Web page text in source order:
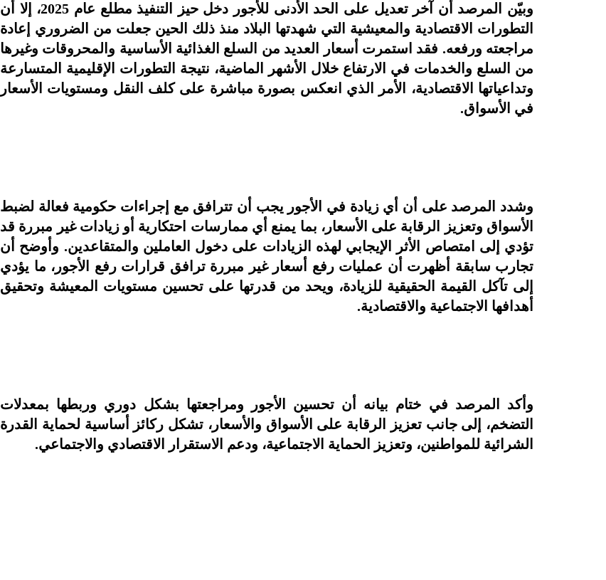
وبيّن المرصد أن آخر تعديل على الحد الأدنى للأجور دخل حيز التنفيذ مطلع عام 2025، إلا أن
التطورات الاقتصادية والمعيشية التي شهدتها البلاد منذ ذلك الحين جعلت من الضروري إعادة
مراجعته ورفعه. فقد استمرت أسعار العديد من السلع الغذائية الأساسية والمحروقات وغيرها
من السلع والخدمات في الارتفاع خلال الأشهر الماضية، نتيجة التطورات الإقليمية المتسارعة
وتداعياتها الاقتصادية، الأمر الذي انعكس بصورة مباشرة على كلف النقل ومستويات الأسعار
في الأسواق.
وشدد المرصد على أن أي زيادة في الأجور يجب أن تترافق مع إجراءات حكومية فعالة لضبط
الأسواق وتعزيز الرقابة على الأسعار، بما يمنع أي ممارسات احتكارية أو زيادات غير مبررة قد
تؤدي إلى امتصاص الأثر الإيجابي لهذه الزيادات على دخول العاملين والمتقاعدين. وأوضح أن
تجارب سابقة أظهرت أن عمليات رفع أسعار غير مبررة ترافق قرارات رفع الأجور، ما يؤدي
إلى تآكل القيمة الحقيقية للزيادة، ويحد من قدرتها على تحسين مستويات المعيشة وتحقيق
أهدافها الاجتماعية والاقتصادية.
وأكد المرصد في ختام بيانه أن تحسين الأجور ومراجعتها بشكل دوري وربطها بمعدلات
التضخم، إلى جانب تعزيز الرقابة على الأسواق والأسعار، تشكل ركائز أساسية لحماية القدرة
الشرائية للمواطنين، وتعزيز الحماية الاجتماعية، ودعم الاستقرار الاقتصادي والاجتماعي.